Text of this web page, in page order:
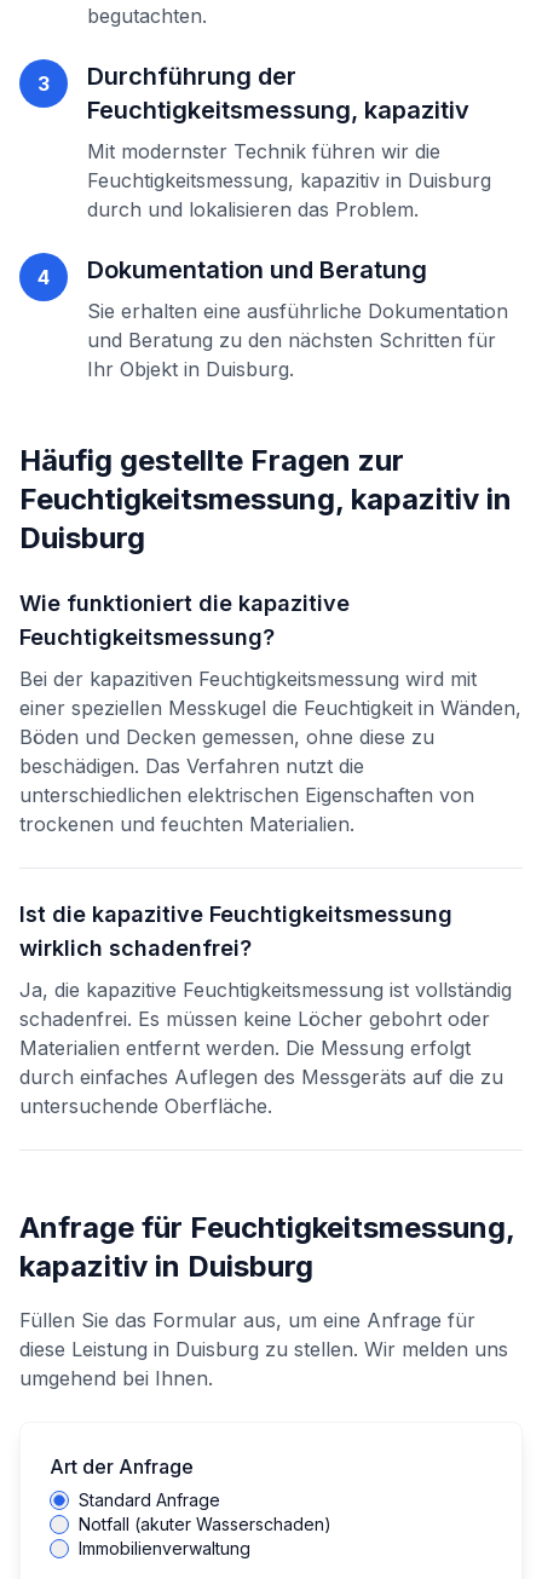
begutachten.
3
Durchführung der
Feuchtigkeitsmessung, kapazitiv
Mit modernster Technik führen wir die
Feuchtigkeitsmessung, kapazitiv in Duisburg
durch und lokalisieren das Problem.
4 Dokumentation und Beratung
Sie erhalten eine ausführliche Dokumentation
und Beratung zu den nächsten Schritten für
Ihr Objekt in Duisburg.
Häufig gestellte Fragen zur
Feuchtigkeitsmessung, kapazitiv in
Duisburg
Wie funktioniert die kapazitive
Feuchtigkeitsmessung?
Bei der kapazitiven Feuchtigkeitsmessung wird mit
einer speziellen Messkugel die Feuchtigkeit in Wänden,
Böden und Decken gemessen, ohne diese zu
beschädigen. Das Verfahren nutzt die
unterschiedlichen elektrischen Eigenschaften von
trockenen und feuchten Materialien.
Ist die kapazitive Feuchtigkeitsmessung
wirklich schadenfrei?
Ja, die kapazitive Feuchtigkeitsmessung ist vollständig
schadenfrei. Es müssen keine Löcher gebohrt oder
Materialien entfernt werden. Die Messung erfolgt
durch einfaches Auflegen des Messgeräts auf die zu
untersuchende Oberfläche.
Anfrage für Feuchtigkeitsmessung,
kapazitiv in Duisburg
Füllen Sie das Formular aus, um eine Anfrage für
diese Leistung in Duisburg zu stellen. Wir melden uns
umgehend bei Ihnen.
Art der Anfrage
Standard Anfrage
Notfall (akuter Wasserschaden)
Immobilienverwaltung